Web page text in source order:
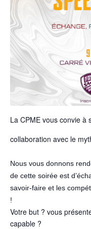
La CPME vous convie à
collaboration avec le
Nous vous donnons
de cette soirée est
savoir-faire et les
!
Votre but ? vous
capable ?